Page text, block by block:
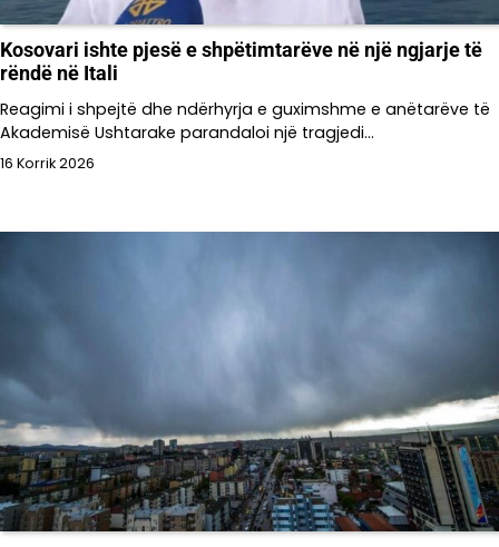
Kosovari ishte pjesë e shpëtimtarëve në një ngjarje të
rëndë në Itali
Reagimi i shpejtë dhe ndërhyrja e guximshme e anëtarëve të
Akademisë Ushtarake parandaloi një tragjedi…
16 Korrik 2026